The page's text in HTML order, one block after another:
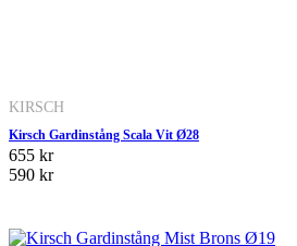
KIRSCH
Kirsch Gardinstång Scala Vit Ø28
655 kr
590 kr